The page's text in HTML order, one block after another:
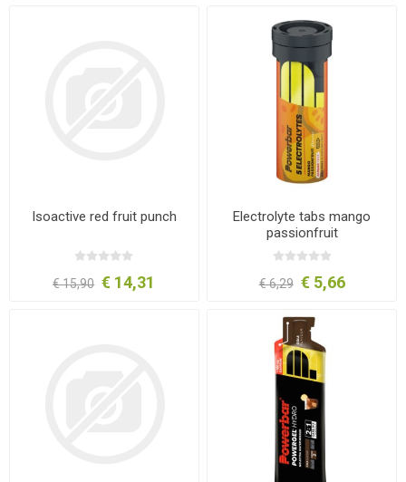
Isoactive red fruit punch
€ 15,90 € 14,31
Electrolyte tabs mango
passionfruit
€ 6,29 € 5,66